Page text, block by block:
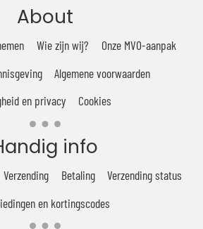
About
Wie zijn wij?
Onze MVO-aanpak
Algemene voorwaarden
en privacy
Cookies
info
Verzending Betaling
Verzending status
en kortingscodes